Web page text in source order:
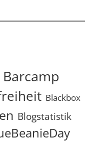
Barcamp
Blackbox
Blogstatistik